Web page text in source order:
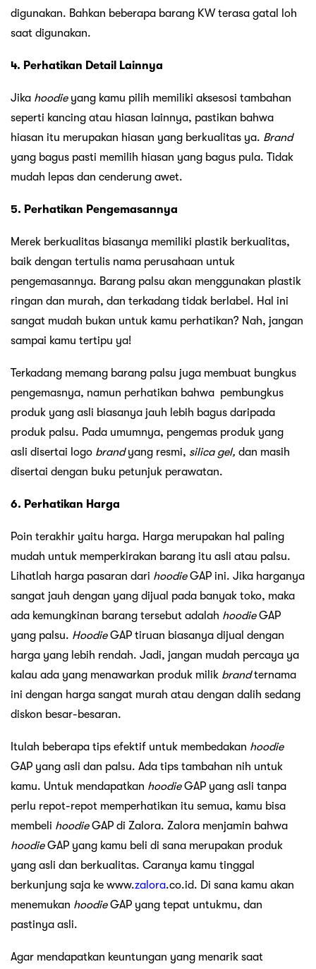
digunakan. Bahkan beberapa barang KW terasa gatal loh
saat digunakan.
4. Perhatikan Detail Lainnya
Jika hoodieyang kamu pilih memiliki aksesosi tambahan
seperti kancing atau hiasan lainnya, pastikan bahwa
hiasan itu merupakan hiasan yang berkualitas ya. Brand
yang bagus pasti memilih hiasan yang bagus pula. Tidak
mudah lepas dan cenderung awet.
5. Perhatikan Pengemasannya
Merek berkualitas biasanya memiliki plastik berkualitas,
baik dengan tertulis nama perusahaan untuk
pengemasannya. Barang palsu akan menggunakan plastik
ringan dan murah, dan terkadang tidak berlabel. Hal ini
sangat mudah bukan untuk kamu perhatikan? Nah, jangan
sampai kamu tertipu ya!
Terkadang memang barang palsu juga membuat bungkus
pengemasnya, namun perhatikan bahwa pembungkus
produk yang asli biasanya jauh lebih bagus daripada
produk palsu. Pada umumnya, pengemas produk yang
asli disertai logo brandyang resmi, silica gel, dan masih
disertai dengan buku petunjuk perawatan.
6. Perhatikan Harga
Poin terakhir yaitu harga. Harga merupakan hal paling
mudah untuk memperkirakan barang itu asli atau palsu.
Lihatlah harga pasaran dari hoodieGAP ini. Jika harganya
sangat jauh dengan yang dijual pada banyak toko, maka
ada kemungkinan barang tersebut adalah hoodieGAP
yang palsu. HoodieGAP tiruan biasanya dijual dengan
harga yang lebih rendah. Jadi, jangan mudah percaya ya
kalau ada yang menawarkan produk milik brandternama
ini dengan harga sangat murah atau dengan dalih sedang
diskon besar-besaran.
Itulah beberapa tips efektif untuk membedakan hoodie
GAP yang asli dan palsu. Ada tips tambahan nih untuk
kamu. Untuk mendapatkan hoodieGAP yang asli tanpa
perlu repot-repot memperhatikan itu semua, kamu bisa
membeli hoodieGAP di Zalora. Zalora menjamin bahwa
hoodieGAP yang kamu beli di sana merupakan produk
yang asli dan berkualitas. Caranya kamu tinggal
berkunjung saja ke www.zalora.co.id. Di sana kamu akan
menemukan hoodieGAP yang tepat untukmu, dan
pastinya asli.
Agar mendapatkan keuntungan yang menarik saat